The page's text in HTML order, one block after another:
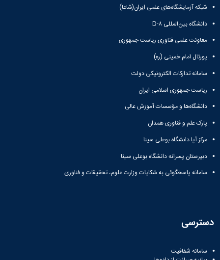
شبکه آزمایشگاه‌های علمی ایران(شاعا)
دانشگاه بین‌المللی D-۸
معاونت علمی فناوری ریاست جمهوری
پورتال امام خمینی (ره)
سامانه تدارکات الکترونیکی دولت
ریاست جمهوری اسلامی ایران
دانشگاه‌ها و مؤسسات آموزش عالی
پارک علم و فناوری همدان
مرکز آپا دانشگاه بوعلی سینا
دبیرستان پسرانه دانشگاه بوعلی سینا
سامانه پاسخگوئی به شکایات وزارت علوم، تحقیقات و فناوری
دسترسی
سامانه شفافیت